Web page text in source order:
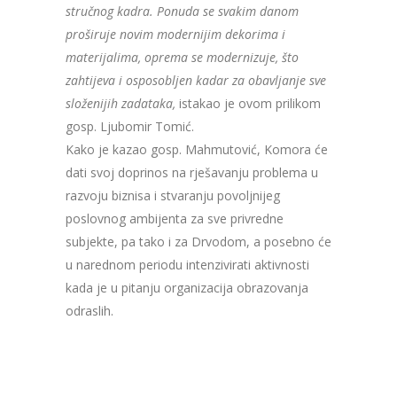
stručnog kadra. Ponuda se svakim danom
proširuje novim modernijim dekorima i
materijalima, oprema se modernizuje, što
zahtijeva i osposobljen kadar za obavljanje sve
složenijih zadataka, istakao je ovom prilikom
gosp. Ljubomir Tomić.
Kako je kazao gosp. Mahmutović, Komora će
dati svoj doprinos na rješavanju problema u
razvoju biznisa i stvaranju povoljnijeg
poslovnog ambijenta za sve privredne
subjekte, pa tako i za Drvodom, a posebno će
u narednom periodu intenzivirati aktivnosti
kada je u pitanju organizacija obrazovanja
odraslih.